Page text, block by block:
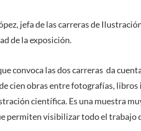
jefa de las carreras de
de la exposición.
convoca las dos carreras da
cien obras entre fotografías,
científica. Es una muestra
permiten visibilizar todo el trabajo